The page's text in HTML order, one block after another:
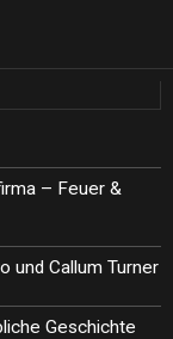
– Feuer &
und Callum Turner
Geschichte